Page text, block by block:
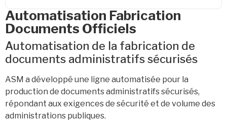
Automatisation Fabrication
Documents Officiels
Automatisation de la fabrication de
documents administratifs sécurisés
ASM a développé une ligne automatisée pour la
production de documents administratifs sécurisés,
répondant aux exigences de sécurité et de volume des
administrations publiques.